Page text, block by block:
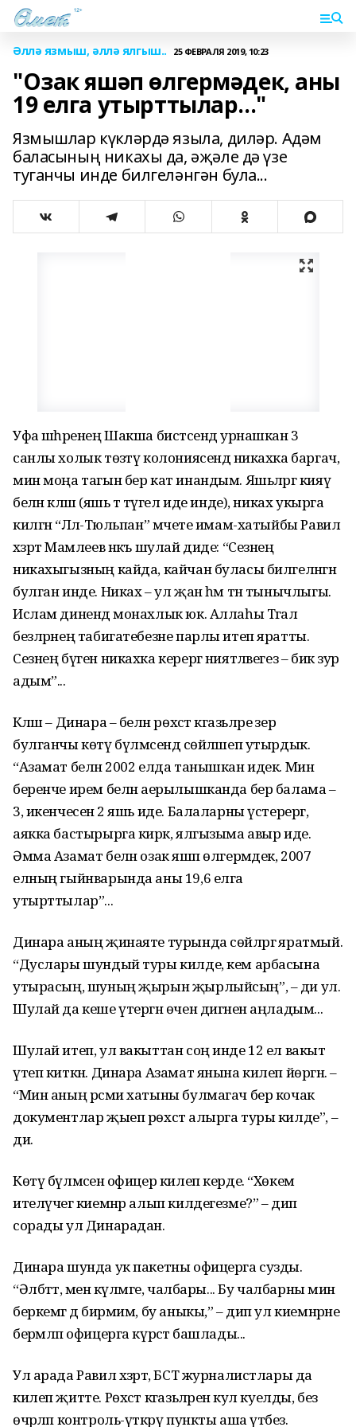
Әллә язмыш, әллә ялгыш.. 25 ФЕВРАЛЯ 2019, 10:23
"Озак яшәп өлгермәдек, аны
19 елга утырттылар..."
Язмышлар күкләрдә языла, диләр. Адәм
баласының никахы да, әҗәле дә үзе
туганчы инде билгеләнгән була...
Уфа шәһәренең Шакша бистәсендә урнашкан 3
санлы холык төзәтү колониясендә никахка баргач,
мин моңа тагын бер кат инандым. Яшьләргә кияү
белән кәләш (яшь тә түгел иде инде), никах укырга
килгән “Ләлә-Тюльпан” мәчете имам-хатыйбы Равил
хәзрәт Мамлеев нәкъ шулай диде: “Сезнең
никахыгызның кайда, кайчан буласы билгеләнгән
булган инде. Никах – ул җан һәм тән тынычлыгы.
Ислам динендә монахлык юк. Аллаһы Тәгалә
безләрнең табигатебезне парлы итеп яратты.
Сезнең бүген никахка керергә ниятләвегез – бик зур
адым”...
Кәләш – Динара – белән рөхсәт кәгазьләре әзер
булганчы көтү бүлмәсендә сөйләшеп утырдык.
“Азамат белән 2002 елда танышкан идек. Мин
беренче ирем белән аерылышканда бер балама –
3, икенчесенә 2 яшь иде. Балаларны үстерергә,
аякка бастырырга кирәк, ялгызыма авыр иде.
Әмма Азамат белән озак яшәп өлгермәдек, 2007
елның гыйнварында аны 19,6 елга
утырттылар”...
Динара аның җинаяте турында сөйләргә яратмый.
“Дуслары шундый туры килде, кем арбасына
утырасың, шуның җырын җырлыйсың”, – ди ул.
Шулай да кеше үтергән өчен дигәнен аңладым...
Шулай итеп, ул вакыттан соң инде 12 ел вакыт
үтеп киткән. Динара Азамат янына килеп йөргән. –
“Мин аның рәсми хатыны булмагач бер кочак
документлар җыеп рөхсәт алырга туры килде”, –
ди.
Көтү бүлмәсенә офицер килеп керде. “Хөкем
ителүчегә киемнәр алып килдегезме?” – дип
сорады ул Динарадан.
Динара шунда ук пакетны офицерга сузды.
“Әлбәттә, менә күлмәге, чалбары... Бу чалбарны мин
беркемгә дә бирмим, бу аныкы,” – дип ул киемнәрне
берәмләп офицерга күрсәтә башлады...
Ул арада Равил хәзрәт, БСТ журналистлары да
килеп җитте. Рөхсәт кәгазьләренә кул куелды, без
өчәрләп контроль-үткәрү пункты аша үтәбез.